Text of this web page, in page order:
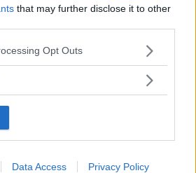
that may further disclose it to other
app uses one or more Google
or usage behaviour. You may click to
specified purposes in below Google
Opt Outs
Data Access Privacy Policy